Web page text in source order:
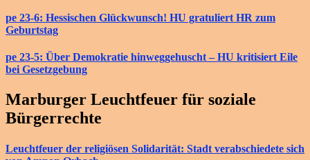
pe 23-6: Hessischen Glückwunsch! HU gratuliert HR zum
Geburtstag
pe 23-5: Über Demokratie hinweggehuscht – HU kritisiert Eile
bei Gesetzgebung
Marburger Leuchtfeuer für soziale
Bürgerrechte
Leuchtfeuer der religiösen Solidarität: Stadt verabschiedete sich